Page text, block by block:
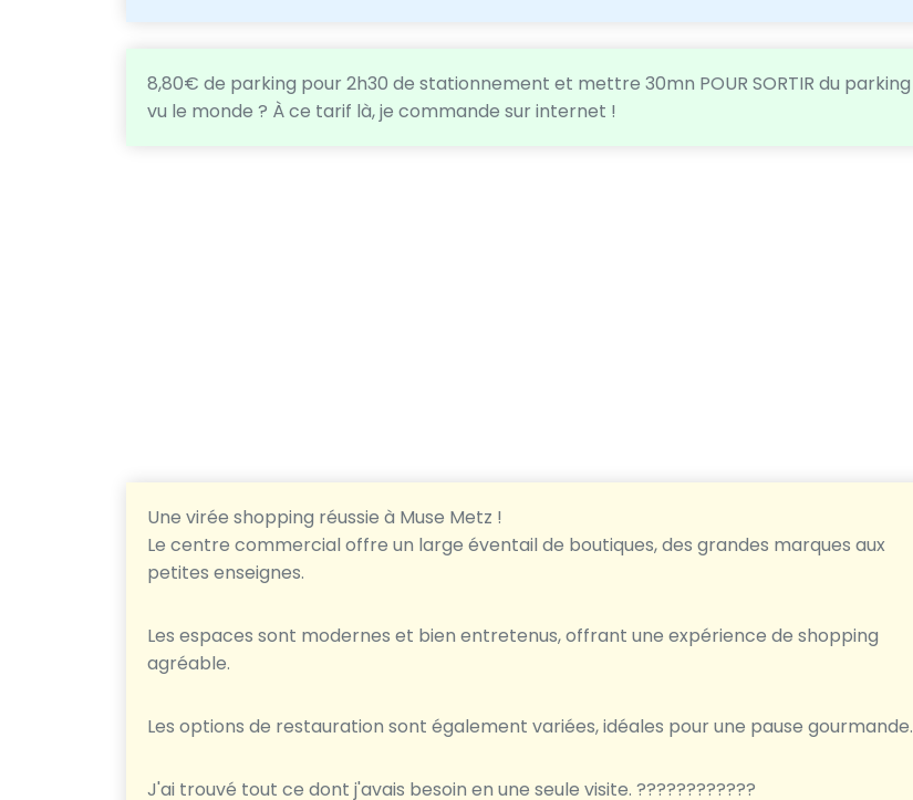
8,80€ de parking pour 2h30 de stationnement et mettre 30mn POUR SORTIR du parking
vu le monde ? À ce tarif là, je commande sur internet !
Une virée shopping réussie à Muse Metz !
Le centre commercial offre un large éventail de boutiques, des grandes marques aux
petites enseignes.
Les espaces sont modernes et bien entretenus, offrant une expérience de shopping
agréable.
Les options de restauration sont également variées, idéales pour une pause gourmande.
J'ai trouvé tout ce dont j'avais besoin en une seule visite. ????️????????